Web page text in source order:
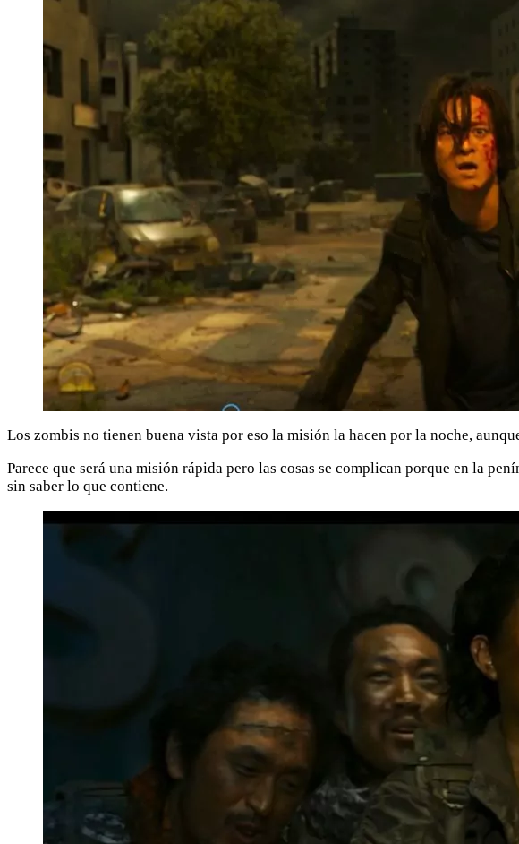
Los zombis no tienen buena vista por eso la misión la hacen por la noche,
Parece que será una misión rápida pero las cosas se complican porque en la
sin saber lo que contiene.